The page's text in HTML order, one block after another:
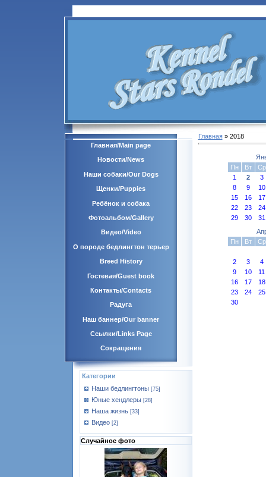
Главная/Main page
Новости/News
Наши собаки/Our Dogs
Щенки/Puppies
Ребёнок и собака
Фотоальбом/Gallery
Видео/Video
О породе бедлингтон терьер
Breed History
Гостевая/Guest book
Контакты/Contacts
Радуга
Наш баннер/Our banner
Ссылки/Links Page
Сокращения
Категории
Наши бедлингтоны [75]
Юные хендлеры [28]
Наша жизнь [33]
Видео [2]
Случайное фото
Главная» 2018
Пн
Вт
Ср
1
2
3
8
9
10
15
16
17
22
23
24
29
30
31
Пн
Вт Ср
2 3
4
9
10
11
16
17
18
23
24
25
30